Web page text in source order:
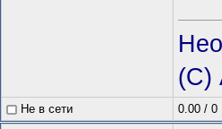
(С)
Не в сети 0.00 / 0